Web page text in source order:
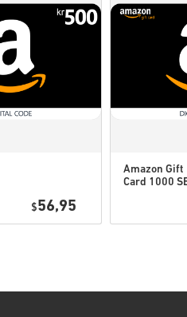
Nézd meg a gyors
Kapcsolatfelvételi
Ezeket a letölthető
Ezeknek a kódoknak
Letölthető tartalom
rendelkezned kell az
Egyes termékekhez több
$56,95
Amazon Gift
Card 1000